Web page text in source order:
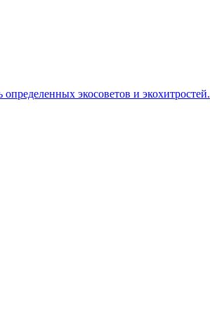
экосоветов и экохитростей.